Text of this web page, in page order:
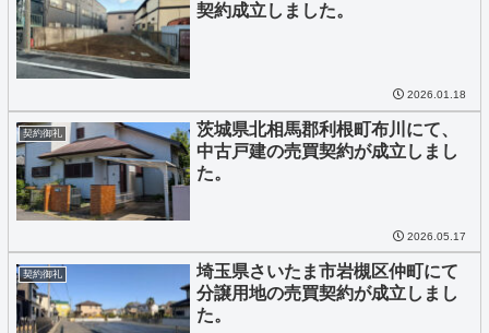
契約成立しました。
2026.01.18
契約御礼
茨城県北相馬郡利根町布川にて、
中古戸建の売買契約が成立しまし
た。
2026.05.17
契約御礼
埼玉県さいたま市岩槻区仲町にて
分譲用地の売買契約が成立しまし
た。